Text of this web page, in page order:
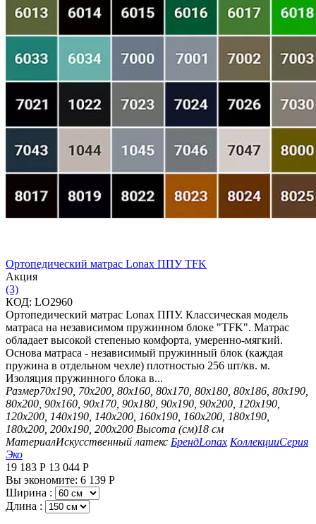
Ортопедический матрас Lonax ППУ TFK
Aкция
(3)
КОД: LO2960
Ортопедический матрас Lonax ППУ. Классическая модель
матраса на независимом пружинном блоке "TFK". Матрас
обладает высокой степенью комфорта, умеренно-мягкий.
Основа матраса - независимый пружинный блок (каждая
пружина в отдельном чехле) плотностью 256 шт/кв. м.
Изоляция пружинного блока в...
Размер70х190, 70х200, 80х160, 80х170, 80х180, 80х186, 80х190,
80х200, 90х160, 90х170, 90х180, 90х190, 90х200, 120х190,
120х200, 140х190, 140х200, 160х190, 160х200, 180х190,
180х200, 200х190, 200х200 Высота (см)18 см
МатериалИскусственный латекс БрендLonax КоллекцииСерия
Эко
19 183 Р 13 044 Р
Вы экономите: 6 139 Р
Ширина :
Длина :